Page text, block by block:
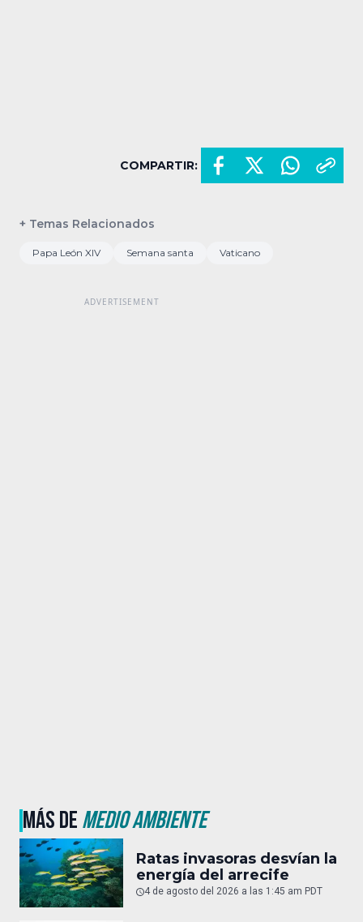
COMPARTIR:
+ Temas Relacionados
Papa León XIV Semana santa Vaticano
MÁS DEMEDIO AMBIENTE
Ratas invasoras desvían la
energía del arrecife
4 de agosto del 2026 a las 1:45 am PDT